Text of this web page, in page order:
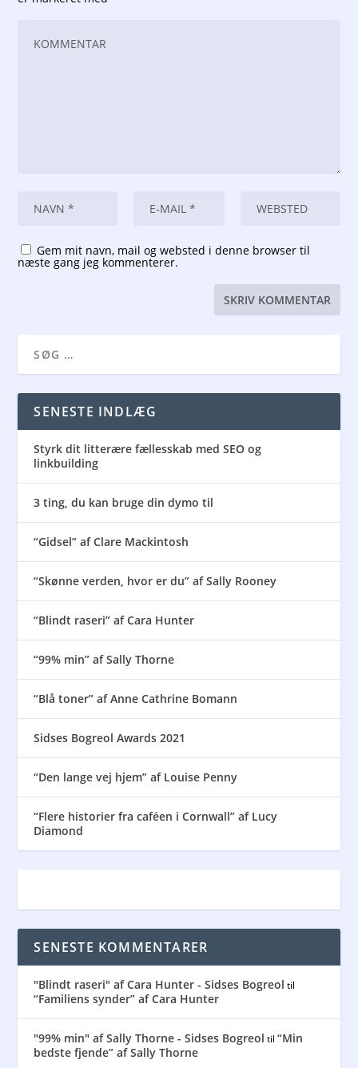
Gem mit navn, mail og websted i denne browser til
næste gang jeg kommenterer.
SENESTE INDLÆG
Styrk dit litterære fællesskab med SEO og
linkbuilding
3 ting, du kan bruge din dymo til
“Gidsel” af Clare Mackintosh
“Skønne verden, hvor er du” af Sally Rooney
“Blindt raseri” af Cara Hunter
“99% min” af Sally Thorne
“Blå toner” af Anne Cathrine Bomann
Sidses Bogreol Awards 2021
“Den lange vej hjem” af Louise Penny
“Flere historier fra caféen i Cornwall” af Lucy
Diamond
SENESTE KOMMENTARER
"Blindt raseri" af Cara Hunter - Sidses Bogreol til
“Familiens synder” af Cara Hunter
"99% min" af Sally Thorne - Sidses Bogreol til“Min
bedste fjende” af Sally Thorne